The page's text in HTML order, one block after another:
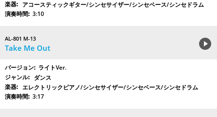
アコースティックギター/シンセサイザー/シンセベース/シンセドラム
3:10
AL-801 M-13
Take Me Out
ライトVer.
ダンス
エレクトリックピアノ/シンセサイザー/シンセベース/シンセドラム
3:17